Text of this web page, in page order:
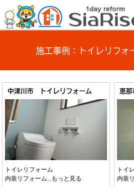
施工事例：トイレリフォ
中津川市 トイレリフォーム
トイレリフォーム
内装リフォーム...もっと見る
恵
トイ
内装